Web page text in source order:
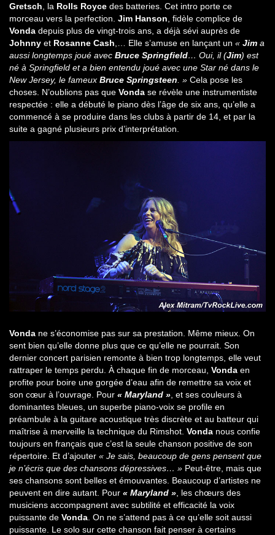
Gretsch , la Rolls Royce des batteries. Cet intro porte ce
morceau vers la perfection. Jim Hanson , fidèle complice de
Vonda depuis plus de vingt-trois ans, a déjà sévi auprès de
Johnny et Rosanne Cash ,… Elle s’amuse en lançant un « Jim a
aussi longtemps joué avec Bruce Springfield… Oui, il (Jim) est
né à Springfield et a bien entendu joué avec une Star né dans le
New Jersey, le fameux Bruce Springsteen . » Cela pose les
choses. N’oublions pas que Vonda se révèle une instrumentiste
respectée : elle a débuté le piano dès l’âge de six ans, qu’elle a
commencé à se produire dans les clubs à partir de 14, et par la
suite a gagné plusieurs prix d’interprétation.
Vonda ne s’économise pas sur sa prestation. Même mieux. On
sent bien qu’elle donne plus que ce qu’elle ne pourrait. Son
dernier concert parisien remonte à bien trop longtemps, elle veut
rattraper le temps perdu. À chaque fin de morceau, Vonda en
profite pour boire une gorgée d’eau afin de remettre sa voix et
son cœur à l’ouvrage. Pour « Maryland » , et ses couleurs à
dominantes bleues, un superbe piano-voix se profile en
préambule à la guitare acoustique très discrète et au batteur qui
maîtrise à merveille la technique du Rimshot. Vonda nous confie
toujours en français que c’est la seule chanson positive de son
répertoire. Et d’ajouter « Je sais, beaucoup de gens pensent que
je n’écris que des chansons dépressives… » Peut-être, mais que
ses chansons sont belles et émouvantes. Beaucoup d’artistes ne
peuvent en dire autant. Pour « Maryland » , les chœurs des
musiciens accompagnent avec subtilité et efficacité la voix
puissante de Vonda . On ne s’attend pas à ce qu’elle soit aussi
puissante. Le solo sur cette chanson fait penser à certains